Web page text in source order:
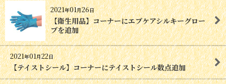
2021年01月26日
【衛生用品】コーナーにエブケアシルキーグロー
ブを追加
2021年01月22日
【テイストシール】コーナーにテイストシール数点追加